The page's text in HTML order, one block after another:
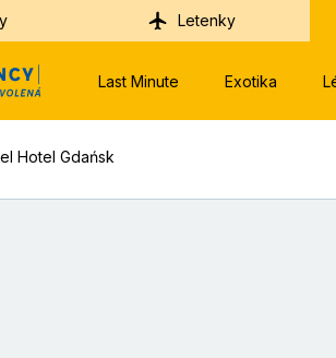
Letenky
Last Minute Exotika
Hotel Gdańsk